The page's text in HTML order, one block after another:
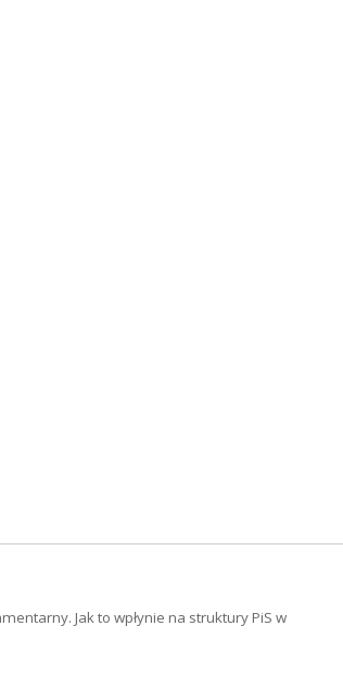
Jak to wpłynie na struktury PiS w